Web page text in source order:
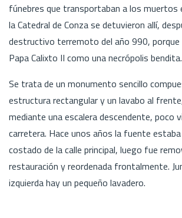
fúnebres que transportaban a los muertos
la Catedral de Conza se detuvieron allí,
destructivo terremoto del año 990, porque
Papa Calixto II como una necrópolis
Se trata de un monumento sencillo
estructura rectangular y un lavabo al
mediante una escalera descendente, poco
carretera. Hace unos años la fuente estaba
costado de la calle principal, luego fue
restauración y reordenada frontalmente.
izquierda hay un pequeño lavadero.